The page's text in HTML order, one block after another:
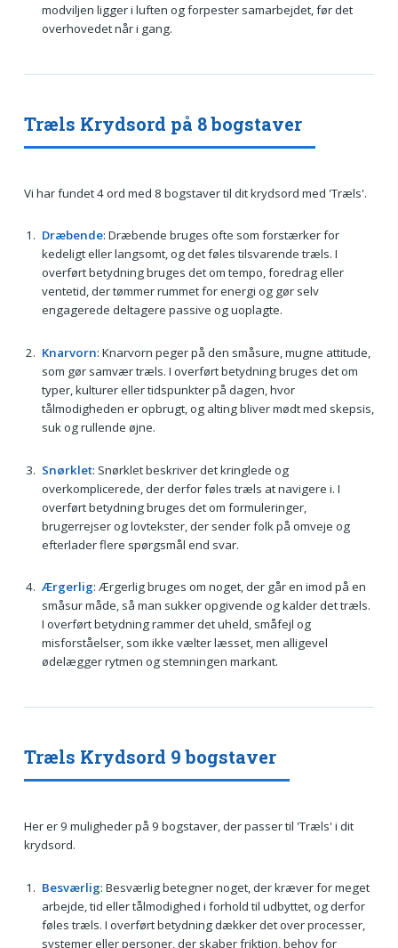
modviljen ligger i luften og forpester samarbejdet, før det
overhovedet når i gang.
Træls Krydsord på 8 bogstaver
Vi har fundet 4 ord med 8 bogstaver til dit krydsord med 'Træls'.
Dræbende: Dræbende bruges ofte som forstærker for
kedeligt eller langsomt, og det føles tilsvarende træls. I
overført betydning bruges det om tempo, foredrag eller
ventetid, der tømmer rummet for energi og gør selv
engagerede deltagere passive og uoplagte.
Knarvorn: Knarvorn peger på den småsure, mugne attitude,
som gør samvær træls. I overført betydning bruges det om
typer, kulturer eller tidspunkter på dagen, hvor
tålmodigheden er opbrugt, og alting bliver mødt med skepsis,
suk og rullende øjne.
Snørklet: Snørklet beskriver det kringlede og
overkomplicerede, der derfor føles træls at navigere i. I
overført betydning bruges det om formuleringer,
brugerrejser og lovtekster, der sender folk på omveje og
efterlader flere spørgsmål end svar.
Ærgerlig: Ærgerlig bruges om noget, der går en imod på en
småsur måde, så man sukker opgivende og kalder det træls.
I overført betydning rammer det uheld, småfejl og
misforståelser, som ikke vælter læsset, men alligevel
ødelægger rytmen og stemningen markant.
Træls Krydsord 9 bogstaver
Her er 9 muligheder på 9 bogstaver, der passer til 'Træls' i dit
krydsord.
Besværlig: Besværlig betegner noget, der kræver for meget
arbejde, tid eller tålmodighed i forhold til udbyttet, og derfor
føles træls. I overført betydning dækker det over processer,
systemer eller personer, der skaber friktion, behov for